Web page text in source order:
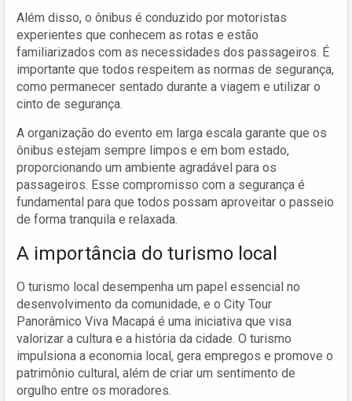
Além disso, o ônibus é conduzido por motoristas
experientes que conhecem as rotas e estão
familiarizados com as necessidades dos passageiros. É
importante que todos respeitem as normas de segurança,
como permanecer sentado durante a viagem e utilizar o
cinto de segurança.
A organização do evento em larga escala garante que os
ônibus estejam sempre limpos e em bom estado,
proporcionando um ambiente agradável para os
passageiros. Esse compromisso com a segurança é
fundamental para que todos possam aproveitar o passeio
de forma tranquila e relaxada.
A importância do turismo local
O turismo local desempenha um papel essencial no
desenvolvimento da comunidade, e o City Tour
Panorâmico Viva Macapá é uma iniciativa que visa
valorizar a cultura e a história da cidade. O turismo
impulsiona a economia local, gera empregos e promove o
patrimônio cultural, além de criar um sentimento de
orgulho entre os moradores.